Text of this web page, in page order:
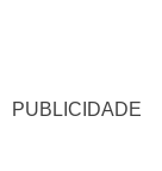
PUBLICIDADE